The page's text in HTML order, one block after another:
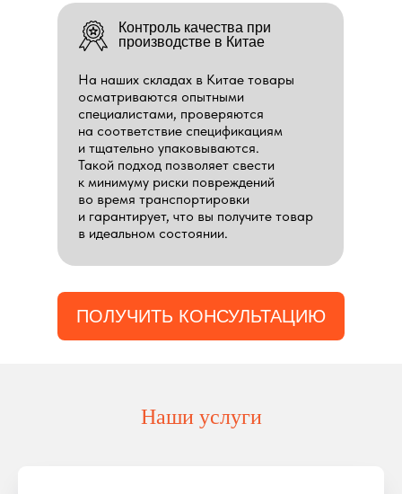
Контроль качества при
производстве в Китае
На наших складах в Китае товары
осматриваются опытными
специалистами, проверяются
на соответствие спецификациям
и тщательно упаковываются.
Такой подход позволяет свести
к минимуму риски повреждений
во время транспортировки
и гарантирует, что вы получите товар
в идеальном состоянии.
ПОЛУЧИТЬ КОНСУЛЬТАЦИЮ
Наши услуги